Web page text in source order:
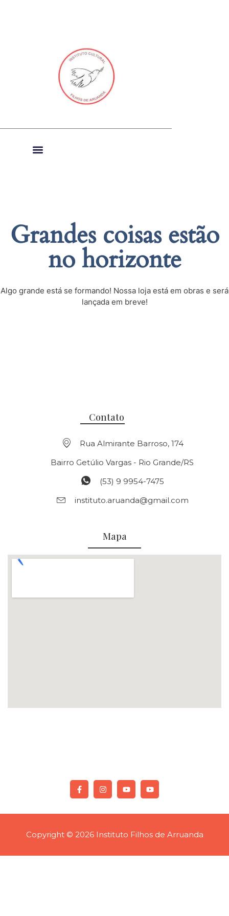
Grandes coisas estão
no horizonte
Algo grande está se formando! Nossa loja está em obras e será
lançada em breve!
Contato
Rua Almirante Barroso, 174
Bairro Getúlio Vargas - Rio Grande/RS
(53) 9 9954-7475
instituto.aruanda@gmail.com
Mapa
Copyright © 2026 Instituto Filhos de Arruanda